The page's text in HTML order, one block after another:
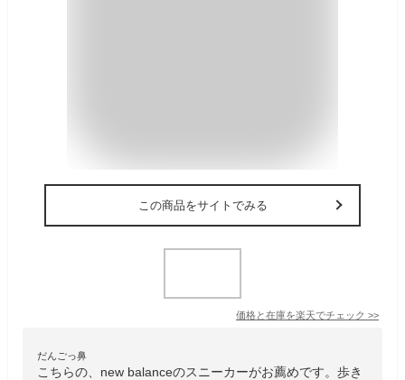
この商品をサイトでみる
価格と在庫を楽天でチェック >>
だんごっ鼻
こちらの、new balanceのスニーカーがお薦めです。歩き